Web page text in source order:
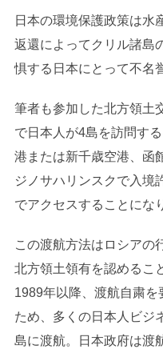
日本の環境保護政策は水
返還によってクリル諸島
惧する日本にとって不名
筆者も参加した北方領土
で日本人が4島を訪問す
港または新千歳空港、函
ジノサハリンスクで入境
でアクセスすることにな
この渡航方法はロシアの
北方領土領有を認めるこ
1989年以降、渡航自粛
ため、多くの日本人ビジ
島に渡航。日本政府は渡